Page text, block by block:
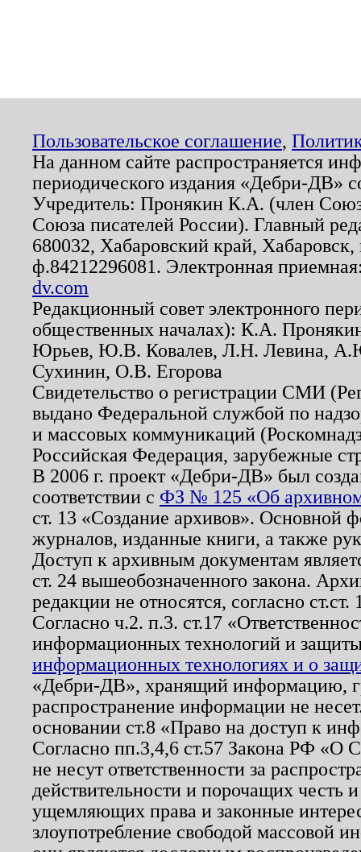
Пользовательское соглашение,
На данном сайте распространяется
периодического издания «Дебри-ДВ»
Учредитель: Пронякин К.А. (член
Союза писателей России). Главный
680032, Хабаровский край,
ф.84212296081. Электронная
dv.com
Редакционный совет электронного
общественных началах): К.А.
Юрьев, Ю.В. Ковалев, Л.Н. Левина,
Сухинин, О.В. Егорова
Свидетельство о регистрации СМИ
выдано Федеральной службой по
и массовых коммуникаций
Российская Федерация, зарубежные
В 2006 г. проект «Дебри-ДВ» был
соответствии с ФЗ № 125 «Об
ст. 13 «Создание архивов». Основной
журналов, изданные книги, а также
Доступ к архивным документам
ст. 24 вышеобозначенного закона.
редакции не относятся, согласно
Согласно ч.2. п.3. ст.17
информационных технологий и
информационных технологиях и о
«Дебри-ДВ», хранящий информацию,
распространение информации не
основании ст.8 «Право на доступ к
Согласно пп.3,4,6 ст.57 Закона РФ «О
не несут ответственности за
действительности и порочащих честь
ущемляющих права и законные
злоупотребление свободой массовой